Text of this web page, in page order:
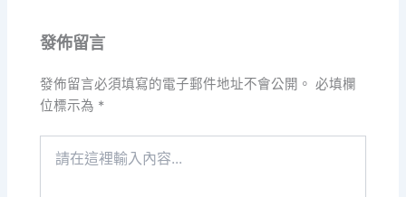
發佈留言
發佈留言必須填寫的電子郵件地址不會公開。 必填欄
位標示為 *